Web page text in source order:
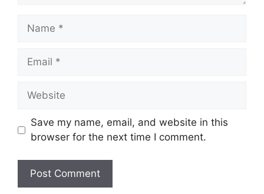
Name
Email
Website
Save my name, email, and website in this
browser for the next time I comment.